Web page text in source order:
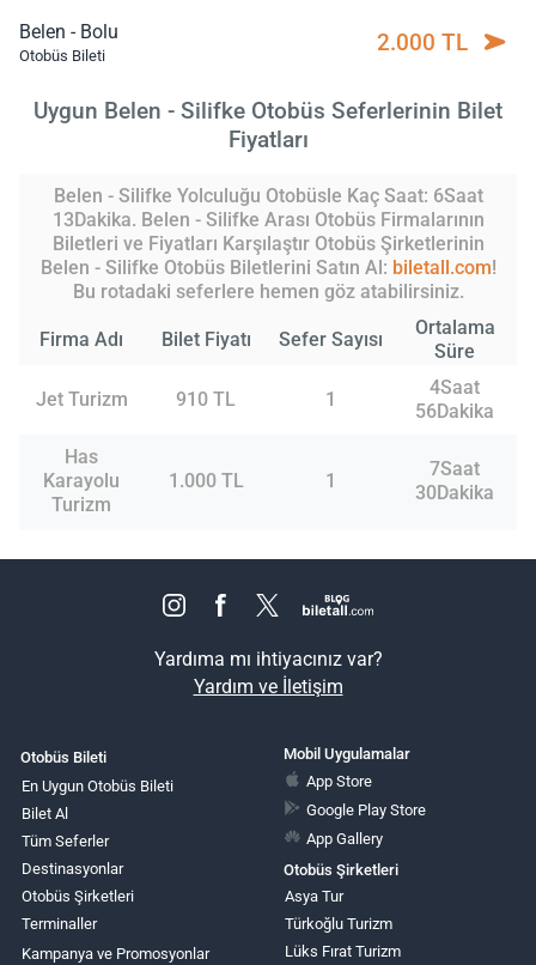
Belen - Bolu
Otobüs Bileti 2.000 TL
Uygun Belen - Silifke Otobüs Seferlerinin Bilet
Fiyatları
Belen - Silifke Yolculuğu Otobüsle Kaç Saat: 6Saat
13Dakika. Belen - Silifke Arası Otobüs Firmalarının
Biletleri ve Fiyatları Karşılaştır Otobüs Şirketlerinin
Belen - Silifke Otobüs Biletlerini Satın Al: biletall.com!
Bu rotadaki seferlere hemen göz atabilirsiniz.
Firma Adı Bilet Fiyatı Sefer Sayısı
Ortalama
Süre
Jet Turizm 910 TL 1
4Saat
56Dakika
Has
Karayolu
Turizm
1.000 TL 1
7Saat
30Dakika
Yardıma mı ihtiyacınız var?
Yardım ve İletişim
Otobüs Bileti
En Uygun Otobüs Bileti
Bilet Al
Tüm Seferler
Destinasyonlar
Otobüs Şirketleri
Terminaller
Kampanya ve Promosyonlar
Mobil Uygulamalar
App Store
Google Play Store
App Gallery
Otobüs Şirketleri
Asya Tur
Türkoğlu Turizm
Lüks Fırat Turizm